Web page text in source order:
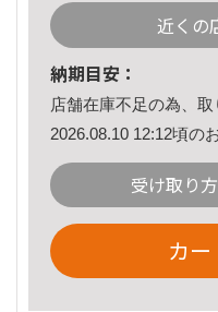
近くの
納期目安：
店舗在庫不足の為、取
2026.08.10 12:12頃の
受け取り
カ